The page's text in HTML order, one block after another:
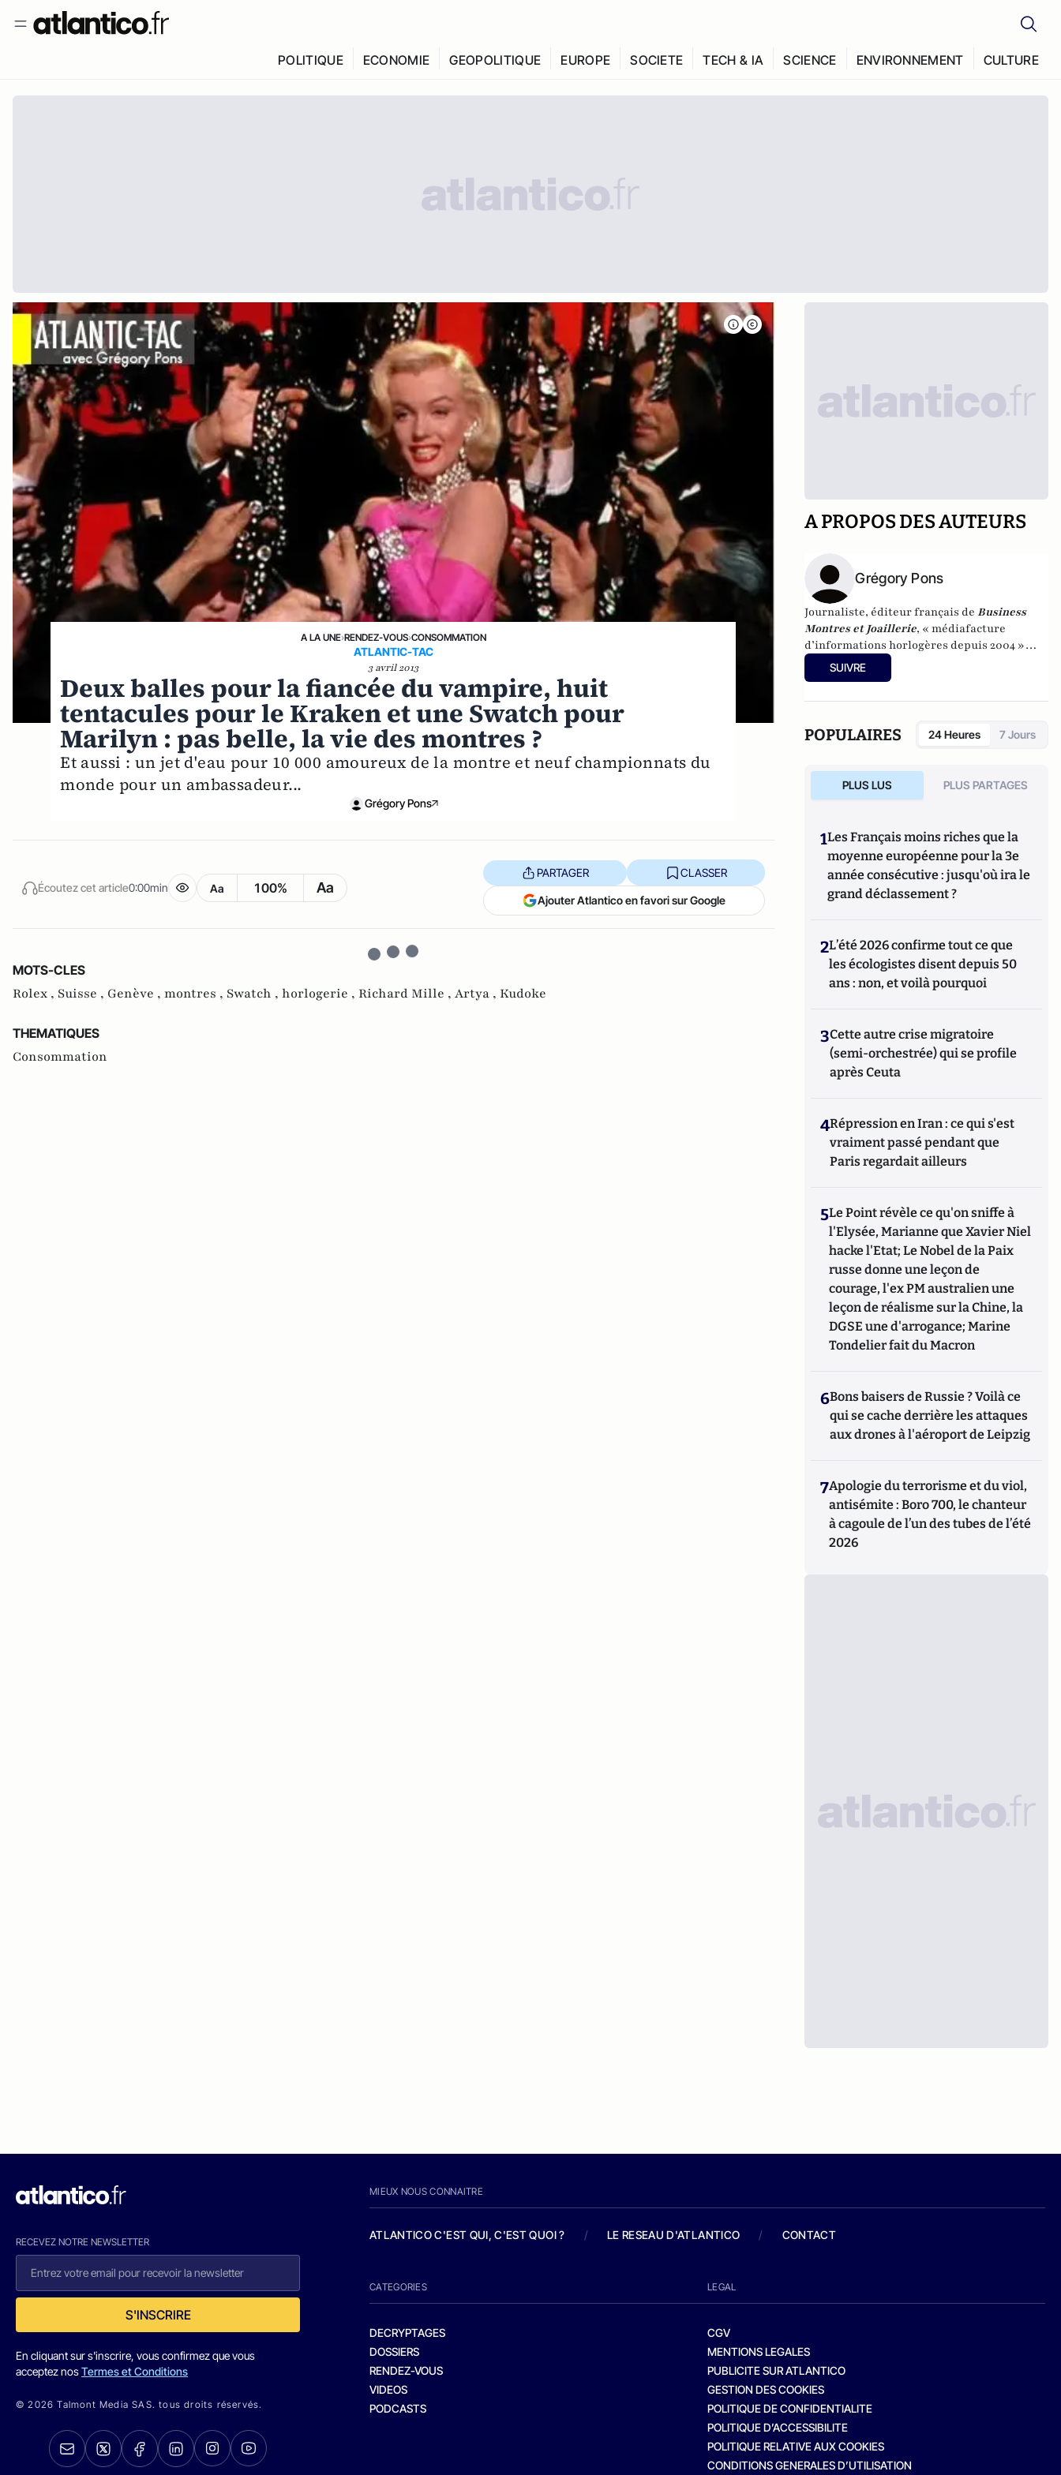
POLITIQUE ECONOMIE GEOPOLITIQUE EUROPE SOCIETE TECH & IA SCIENCE ENVIRONNEMENT CULTURE
A LA UNE›RENDEZ-VOUS›CONSOMMATION
ATLANTIC-TAC
3 avril 2013
Deux balles pour la fiancée du vampire, huit
tentacules pour le Kraken et une Swatch pour
Marilyn : pas belle, la vie des montres ?
Et aussi : un jet d'eau pour 10 000 amoureux de la montre et neuf championnats du
monde pour un ambassadeur...
Grégory Pons
Écoutez cet article0:00min Aa 100% Aa
PARTAGER CLASSER
Ajouter Atlantico en favori sur Google
MOTS-CLES
Rolex , Suisse , Genève , montres , Swatch , horlogerie , Richard Mille , Artya , Kudoke
THEMATIQUES
Consommation
A PROPOS DES AUTEURS
Grégory Pons
Journaliste, éditeur français deBusiness
Montres et Joaillerie, « médiafacture
d’informations horlogères depuis 2004 »
(site d’informations basé à Genève : 0 %
publicité-100 % liberté), spécialiste du
SUIVRE
POPULAIRES 24 Heures 7 Jours
PLUS LUS PLUS PARTAGES
1Les Français moins riches que la
moyenne européenne pour la 3e
année consécutive : jusqu'où ira le
grand déclassement ?
2L’été 2026 confirme tout ce que
les écologistes disent depuis 50
ans : non, et voilà pourquoi
3Cette autre crise migratoire
(semi-orchestrée) qui se profile
après Ceuta
4Répression en Iran : ce qui s'est
vraiment passé pendant que
Paris regardait ailleurs
5Le Point révèle ce qu'on sniffe à
l'Elysée, Marianne que Xavier Niel
hacke l'Etat; Le Nobel de la Paix
russe donne une leçon de
courage, l'ex PM australien une
leçon de réalisme sur la Chine, la
DGSE une d'arrogance; Marine
Tondelier fait du Macron
6Bons baisers de Russie ? Voilà ce
qui se cache derrière les attaques
aux drones à l'aéroport de Leipzig
7Apologie du terrorisme et du viol,
antisémite : Boro 700, le chanteur
à cagoule de l’un des tubes de l’été
2026
RECEVEZ NOTRE NEWSLETTER
S'INSCRIRE
En cliquant sur s'inscrire, vous confirmez que vous
acceptez nosTermes et Conditions
© 2026 Talmont Media SAS. tous droits réservés.
MIEUX NOUS CONNAITRE
ATLANTICO C'EST QUI, C'EST QUOI ? / LE RESEAU D'ATLANTICO / CONTACT
CATEGORIES
DECRYPTAGES
DOSSIERS
RENDEZ-VOUS
VIDEOS
PODCASTS
LEGAL
CGV
MENTIONS LEGALES
PUBLICITE SUR ATLANTICO
GESTION DES COOKIES
POLITIQUE DE CONFIDENTIALITE
POLITIQUE D’ACCESSIBILITE
POLITIQUE RELATIVE AUX COOKIES
CONDITIONS GENERALES D’UTILISATION